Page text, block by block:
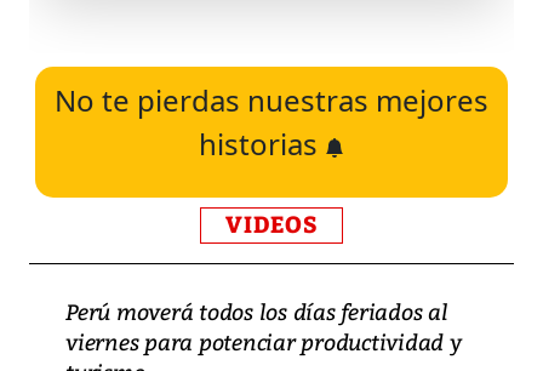
No te pierdas nuestras mejores
historias
VIDEOS
Perú moverá todos los días feriados al
viernes para potenciar productividad y